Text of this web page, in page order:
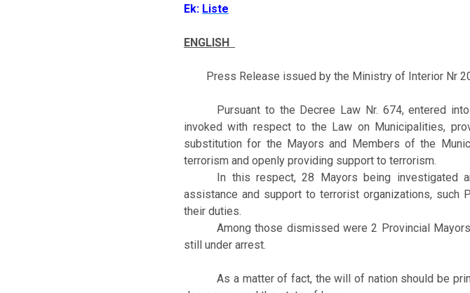
Ek: Liste
ENGLISH
Press Release issued by the Ministry of Interior Nr
Pursuant to the Decree Law Nr. 674, entered
invoked with respect to the Law on Municipalities,
substitution for the Mayors and Members of the
terrorism and openly providing support to terrorism.
In this respect, 28 Mayors being investigated
assistance and support to terrorist organizations, such
their duties.
Among those dismissed were 2 Provincial
still under arrest.
As a matter of fact, the will of nation should be